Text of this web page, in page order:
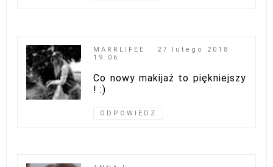
MARRLIFEE
27 lutego 2018
19:06
Co nowy makijaż to piękniejszy
! :)
ODPOWIEDZ